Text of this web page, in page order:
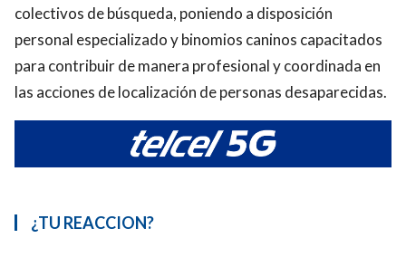
colectivos de búsqueda, poniendo a disposición
personal especializado y binomios caninos capacitados
para contribuir de manera profesional y coordinada en
las acciones de localización de personas desaparecidas.
¿TU REACCION?